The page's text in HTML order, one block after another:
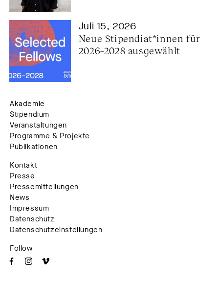
Juli 15, 2026
Neue Stipendiat*innen für
2026–2028 ausgewählt
Akademie
Stipendium
Veranstaltungen
Programme & Projekte
Publikationen
Kontakt
Presse
Pressemitteilungen
News
Impressum
Datenschutz
Datenschutzeinstellungen
Follow